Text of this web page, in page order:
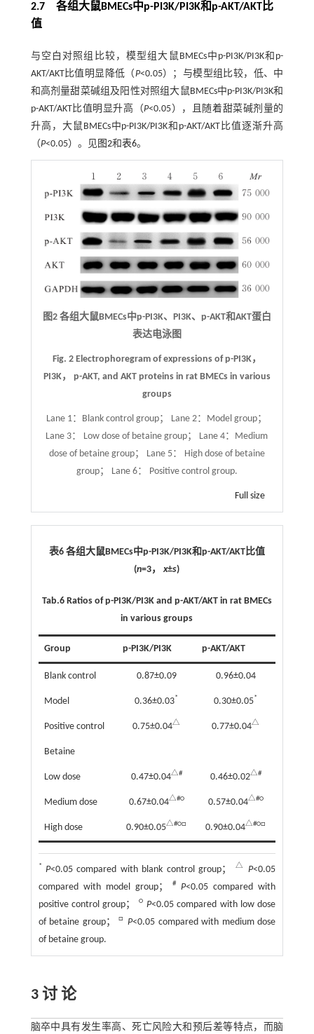
2.7 各组大鼠BMECs中p-PI3K/PI3K和p-AKT/AKT比
值
与空白对照组比较，模型组大鼠BMECs中p-PI3K/PI3K和p-
AKT/AKT比值明显降低（ P<0.05）；与模型组比较，低、中
和高剂量甜菜碱组及阳性对照组大鼠BMECs中p-PI3K/PI3K和
p-AKT/AKT比值明显升高（P<0.05），且随着甜菜碱剂量的
升高，大鼠BMECs中p-PI3K/PI3K和p-AKT/AKT比值逐渐升高
（P<0.05）。见图2和表6。
图2 各组大鼠BMECs中p-PI3K、PI3K、p-AKT和AKT蛋白
表达电泳图
Fig. 2 Electrophoregram of expressions of p-PI3K，
PI3K， p-AKT, and AKT proteins in rat BMECs in various
groups
Lane 1：Blank control group； Lane 2：Model group；
Lane 3： Low dose of betaine group； Lane 4：Medium
dose of betaine group； Lane 5： High dose of betaine
group； Lane 6： Positive control group.
Full size
表6 各组大鼠BMECs中p-PI3K/PI3K和p-AKT/AKT比值
(n=3，x±s)
Tab.6 Ratios of p-PI3K/PI3K and p-AKT/AKT in rat BMECs
in various groups
Group p-PI3K/PI3K p-AKT/AKT
Blank control 0.87±0.09 0.96±0.04
Model 0.36±0.03* 0.30±0.05*
Positive control 0.75±0.04△ 0.77±0.04△
Betaine
Low dose 0.47±0.04△# 0.46±0.02△#
Medium dose 0.67±0.04△#○ 0.57±0.04△#○
High dose 0.90±0.05△#○□ 0.90±0.04△#○□
* P<0.05 compared with blank control group； △ P<0.05
compared with model group；# P<0.05 compared with
positive control group；
○ P<0.05 compared with low dose
of betaine group；□ P<0.05 compared with medium dose
of betaine group.
3 讨 论
脑卒中具有发生率高、死亡风险大和预后差等特点，而脑